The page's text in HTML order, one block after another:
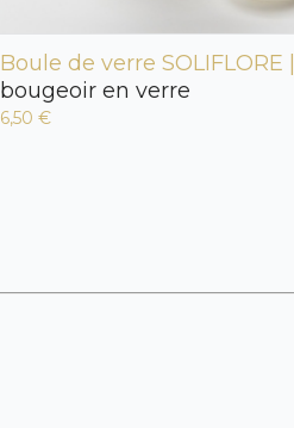
Boule de verre SOLIFLORE |
bougeoir en verre
6,50 €